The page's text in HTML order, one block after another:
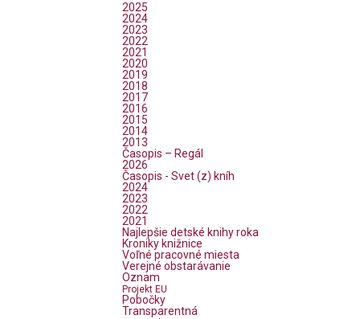
2025
2024
2023
2022
2021
2020
2019
2018
2017
2016
2015
2014
2013
Časopis – Regál
2026
Časopis - Svet (z) kníh
2024
2023
2022
2021
Najlepšie detské knihy roka
Kroniky knižnice
Voľné pracovné miesta
Verejné obstarávanie
Oznam
Projekt EU
Pobočky
Transparentná